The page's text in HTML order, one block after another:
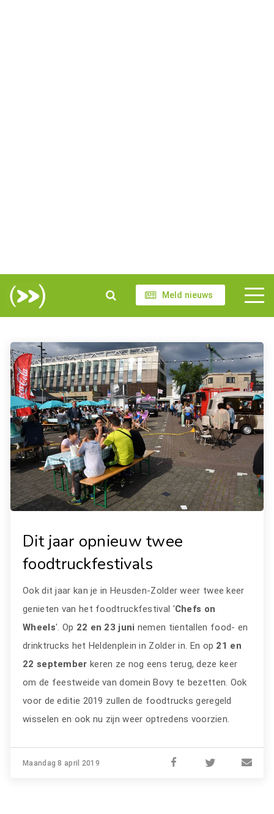
Meld nieuws
Dit jaar opnieuw twee
foodtruckfestivals
Ook dit jaar kan je in Heusden-Zolder weer twee keer
genieten van het foodtruckfestival 'Chefs on
Wheels'. Op 22 en 23 juni nemen tientallen food- en
drinktrucks het Heldenplein in Zolder in. En op 21 en
22 september keren ze nog eens terug, deze keer
om de feestweide van domein Bovy te bezetten. Ook
voor de editie 2019 zullen de foodtrucks geregeld
wisselen en ook nu zijn weer optredens voorzien.
Maandag 8 april 2019